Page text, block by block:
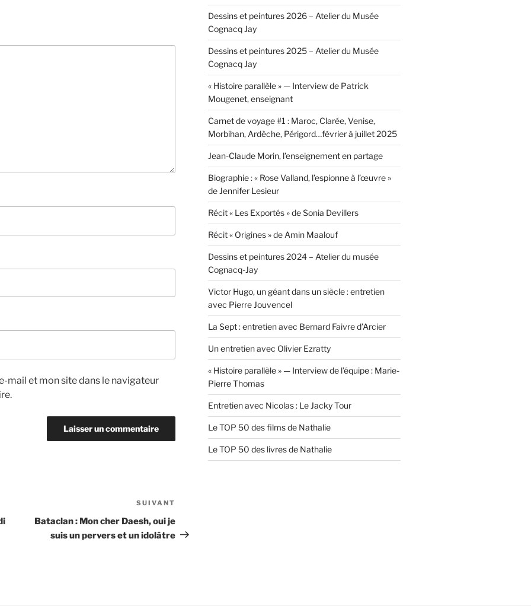
mail et mon site dans le navigateur
suivant
SUIVANT
Bataclan : Mon cher Daesh, oui je
suis un pervers et un idolâtre
Dessins et peintures 2026 – Atelier du Musée
Cognacq Jay
Dessins et peintures 2025 – Atelier du Musée
Cognacq Jay
« Histoire parallèle » — Interview de Patrick
Mougenet, enseignant
Carnet de voyage #1 : Maroc, Clarée, Venise,
Morbihan, Ardèche, Périgord…février à juillet 2025
Jean-Claude Morin, l’enseignement en partage
Biographie : « Rose Valland, l’espionne à l’œuvre »
de Jennifer Lesieur
Récit « Les Exportés » de Sonia Devillers
Récit « Origines » de Amin Maalouf
Dessins et peintures 2024 – Atelier du musée
Cognacq-Jay
Victor Hugo, un géant dans un siècle : entretien
avec Pierre Jouvencel
La Sept : entretien avec Bernard Faivre d’Arcier
Un entretien avec Olivier Ezratty
« Histoire parallèle » — Interview de l’équipe : Marie-
Pierre Thomas
Entretien avec Nicolas : Le Jacky Tour
Le TOP 50 des films de Nathalie
Le TOP 50 des livres de Nathalie